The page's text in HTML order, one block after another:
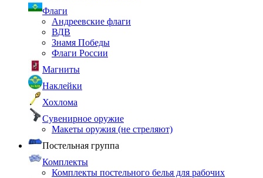
Флаги
Андреевские флаги
ВДВ
Знамя Победы
Флаги России
Магниты
Наклейки
Хохлома
Сувенирное оружие
Макеты оружия (не стреляют)
Постельная группа
Комплекты
Комплекты постельного белья для рабочих